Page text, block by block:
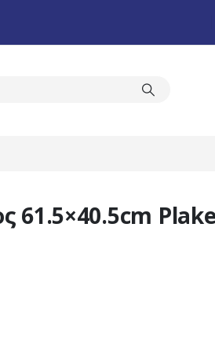
61.5×40.5cm